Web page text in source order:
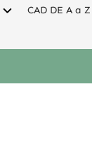
CAD DE A a Z